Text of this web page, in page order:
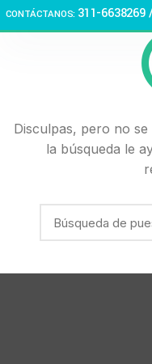
CONTÁCTANOS: 311-6638269
Disculpas, pero no
la búsqueda le
🏠 Stay at home!